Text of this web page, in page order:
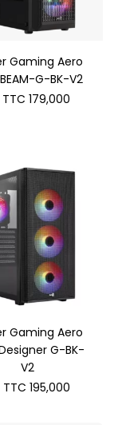
Gaming Aero
G-BK-V2
179,000
Gaming Aero
G-BK-
V2
TTC 195,000